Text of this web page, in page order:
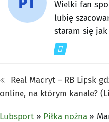
Wielki fan
lubię
staram się
Real Madryt – RB Lipsk
online, na którym kanale?
Lubsport » Piłka nożna »